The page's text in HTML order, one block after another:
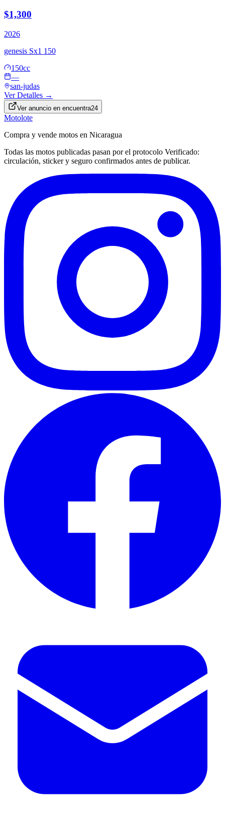
$1,300
2026
genesis Sx1 150
150cc
—
san-judas
Ver Detalles →
Ver anuncio en encuentra24
Motolote
Compra y vende motos en Nicaragua
Todas las motos publicadas pasan por el protocolo Verificado:
circulación, sticker y seguro confirmados antes de publicar.